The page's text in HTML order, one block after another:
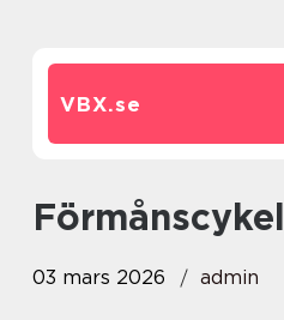
VBX.se
förmånscykel
03 mars 2026 admin